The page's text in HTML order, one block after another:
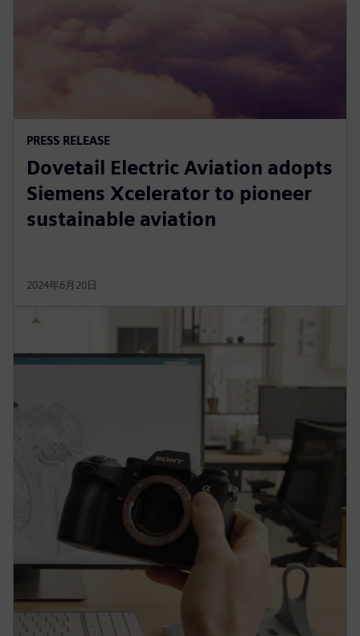
PRESS RELEASE
Dovetail Electric Aviation adopts
Siemens Xcelerator to pioneer
sustainable aviation
2024年6月20日